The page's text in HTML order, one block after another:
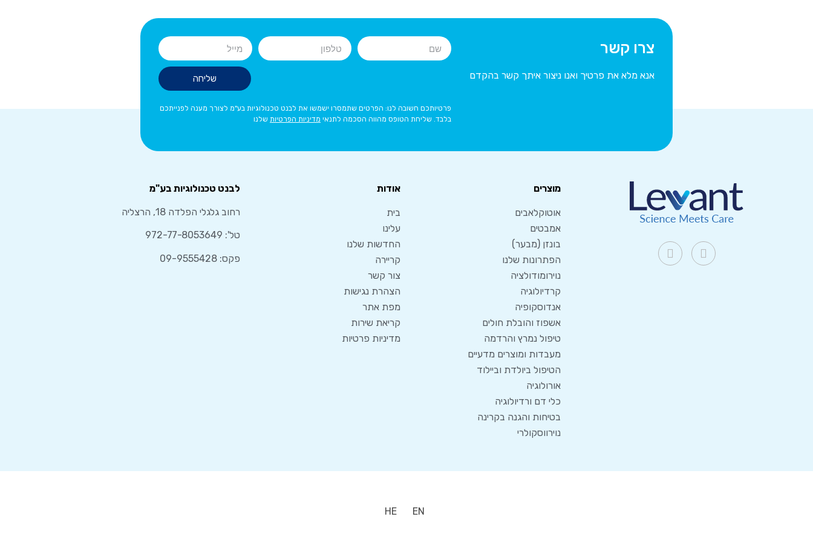
צרו קשר
אנא מלא את פרטיך ואנו ניצור איתך קשר בהקדם שליחה
פרטיותכם חשובה לנו: הפרטים שתמסרו ישמשו את לבנט טכנולוגיות בע"מ לצורך מענה לפנייתכם
בלבד. שליחת הטופס מהווה הסכמה לתנאי מדיניות הפרטיות שלנו
מוצרים
אוטוקלאבים
אמבטים
בונזן (מבער)
הפתרונות שלנו
נוירומודולציה
קרדיולוגיה
אנדוסקופיה
אשפוז והובלת חולים
טיפול נמרץ והרדמה
מעבדות ומוצרים מדעיים
הטיפול ביולדת וביילוד
אורולוגיה
כלי דם ורדיולוגיה
בטיחות והגנה בקרינה
נוירווסקולרי
אודות
בית
עלינו
החדשות שלנו
קריירה
צור קשר
הצהרת נגישות
מפת אתר
קריאת שירות
מדיניות פרטיות
לבנט טכנולוגיות בע"מ
רחוב גלגלי הפלדה 18, הרצליה
טל': 972-77-8053649
פקס: 09-9555428
EN
HE